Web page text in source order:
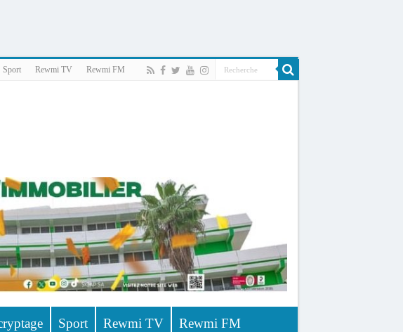
Sport Rewmi TV Rewmi FM
Sport Rewmi TV Rewmi FM